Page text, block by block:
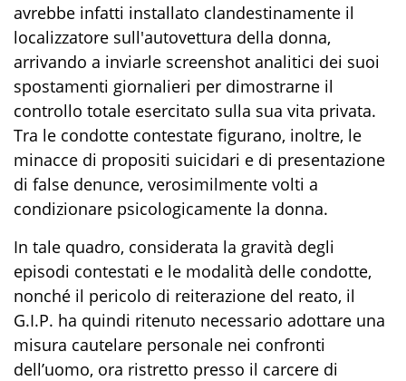
avrebbe infatti installato clandestinamente il
localizzatore sull'autovettura della donna,
arrivando a inviarle screenshot analitici dei suoi
spostamenti giornalieri per dimostrarne il
controllo totale esercitato sulla sua vita privata.
Tra le condotte contestate figurano, inoltre, le
minacce di propositi suicidari e di presentazione
di false denunce, verosimilmente volti a
condizionare psicologicamente la donna.
In tale quadro, considerata la gravità degli
episodi contestati e le modalità delle condotte,
nonché il pericolo di reiterazione del reato, il
G.I.P. ha quindi ritenuto necessario adottare una
misura cautelare personale nei confronti
dell’uomo, ora ristretto presso il carcere di